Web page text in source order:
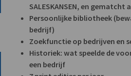
SALESKANSEN, en gematcht
Persoonlijke bibliotheek
bedrijf)
Zoekfunctie op bedrijven en
Historiek: wat speelde de
een bedrijf